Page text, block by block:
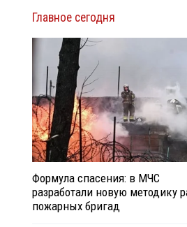
Главное сегодня
Формула спасения: в МЧС
разработали новую методику
пожарных бригад